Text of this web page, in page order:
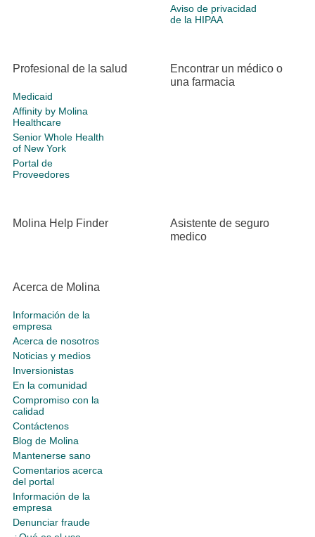
Aviso de privacidad
de la HIPAA
Profesional de la salud
Medicaid
Affinity by Molina
Healthcare
Senior Whole Health
of New York
Portal de
Proveedores
Encontrar un médico o
una farmacia
Molina Help Finder
Asistente de seguro
medico
Acerca de Molina
Información de la
empresa
Acerca de nosotros
Noticias y medios
Inversionistas
En la comunidad
Compromiso con la
calidad
Contáctenos
Blog de Molina
Mantenerse sano
Comentarios acerca
del portal
Información de la
empresa
Denunciar fraude